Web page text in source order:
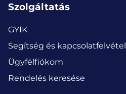
Szolgáltatás
GYIK
Segítség és kapcsolatfelvétel
Ügyfélfiókom
Rendelés keresése